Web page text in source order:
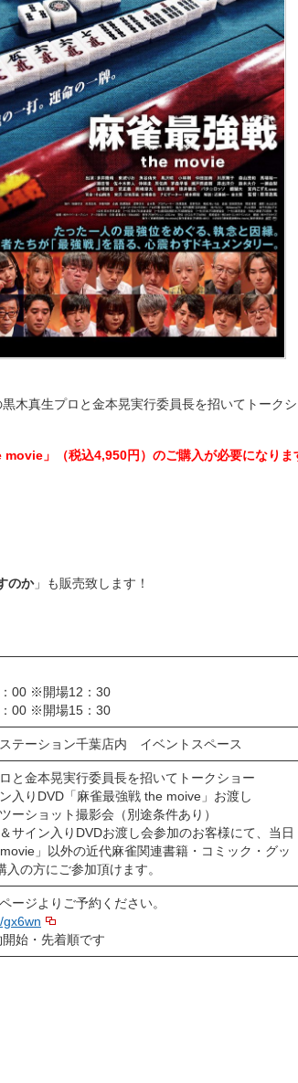
木真生プロと金本晃実行委員長を招いてトークシ
」（税込4,950円）のご購入が必要になりま
のか」も販売致します！
：00 ※開場12：30
：00 ※開場15：30
テーション千葉店内 イベントスペース
と金本晃実行委員長を招いてトークショー
入りDVD「麻雀最強戦 the moive」お渡し
ーショット撮影会（別途条件あり）
サイン入りDVDお渡し会参加のお客様にて、当日
」以外の近代麻雀関連書籍・コミック・グッ
の方にご参加頂けます。
ージよりご予約ください。
gx6wn
始・先着順です